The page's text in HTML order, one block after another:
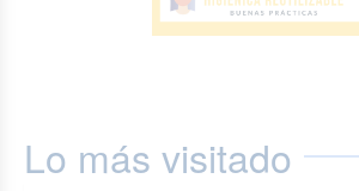
Lo más visitado